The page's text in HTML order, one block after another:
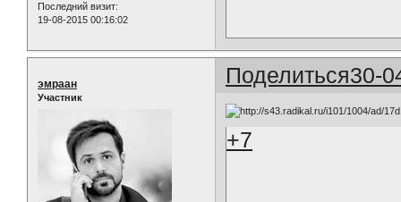
Последний визит:
19-08-2015 00:16:02
Поделиться30-
эмраан
Участник
+7